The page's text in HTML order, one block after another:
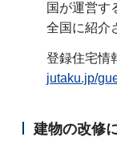
国が運営す
全国に紹介
登録住宅情
jutaku.jp/
建物の改修